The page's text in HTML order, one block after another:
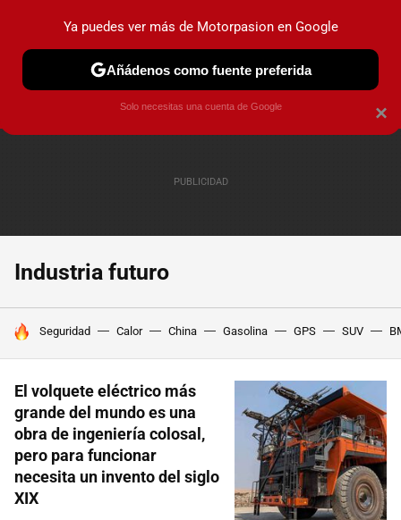
PRUEBAS COCHES ELÉCTRICOS OBSERVATORIO
Industria futuro
HOY SE HABLA DE
Seguridad Calor China Gasolina GPS SUV
El volquete eléctrico más
grande del mundo es una
obra de ingeniería colosal,
pero para funcionar
necesita un invento del siglo
XIX
×
Ya puedes ver más de Motorpasion en Google
Añádenos como fuente preferida
Solo necesitas una cuenta de Google